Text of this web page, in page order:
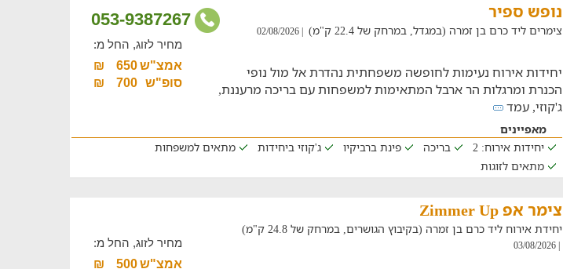
053-9387267 נופש ספיר
צימרים ליד כרם בן זמרה (במגדל, במרחק של 22.4 ק"מ) | 02/08/2026
יחידות אירוח נעימות לחופשה משפחתית נהדרת אל מול נופי
הכנרת ומרגלות הר ארבל המתאימות למשפחות עם בריכה מרעננת,
ג'קוזי, עמד
מחיר לזוג, החל מ:
אמצ"ש650
₪
סופ"ש
700
₪
מאפיינים
יחידות אירוח: 2
בריכה פינת ברביקיו ג'קוזי ביחידות
מתאים למשפחות
מתאים לזוגות
צימר אפ Zimmer Up
יחידת אירוח ליד כרם בן זמרה (בקיבוץ הגושרים, במרחק של 24.8 ק"מ)
| 03/08/2026
מחיר לזוג, החל מ:
אמצ"ש500
₪